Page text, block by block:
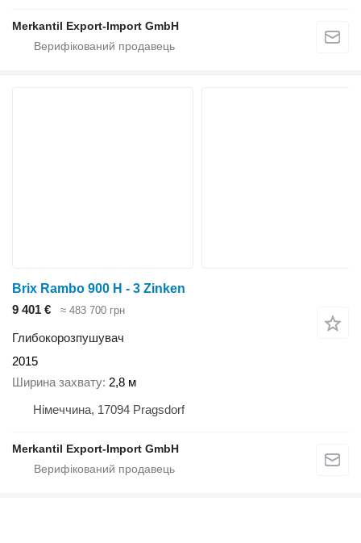
Merkantil Export-Import GmbH
Brix Rambo 900 H - 3 Zinken
9 401 €
≈ 483 700 грн
Глибокорозпушувач
2015
Ширина захвату 2,8 м
Німеччина, 17094 Pragsdorf
Merkantil Export-Import GmbH